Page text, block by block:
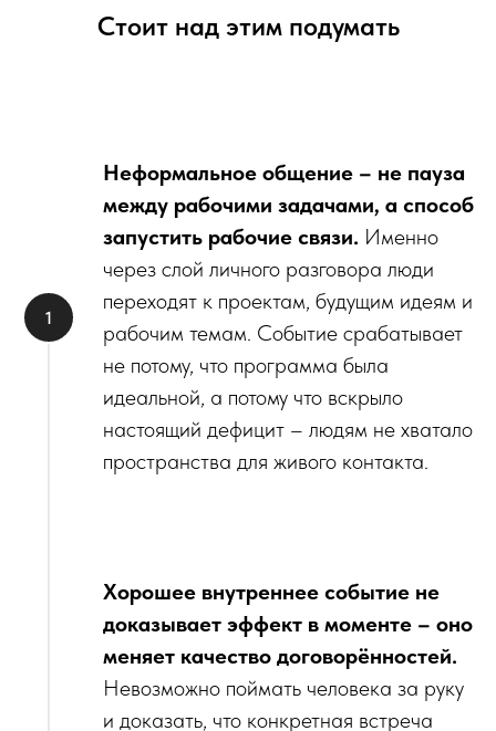
Стоит над этим подумать
Неформальное общение – не пауза
между рабочими задачами, а способ
запустить рабочие связи. Именно
через слой личного разговора люди
переходят к проектам, будущим идеям и
рабочим темам. Событие срабатывает
не потому, что программа была
идеальной, а потому что вскрыло
настоящий дефицит – людям не хватало
пространства для живого контакта.
Хорошее внутреннее событие не
доказывает эффект в моменте – оно
меняет качество договорённостей.
Невозможно поймать человека за руку
и доказать, что конкретная встреча